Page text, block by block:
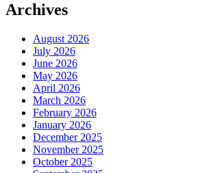
Archives
August 2026
July 2026
June 2026
May 2026
April 2026
March 2026
February 2026
January 2026
December 2025
November 2025
October 2025